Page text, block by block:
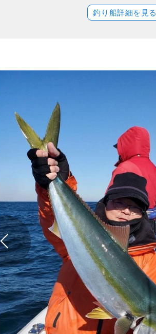
釣り船詳細を見る